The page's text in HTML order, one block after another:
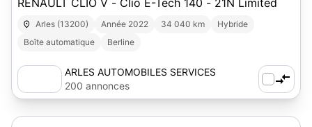
RENAULT CLIO V - Clio E-Tech 140 - 21N Limited
Arles (13200) Année 2022 34 040 km
Hybride
Boîte automatique
Berline
ARLES AUTOMOBILES SERVICES
200 annonces